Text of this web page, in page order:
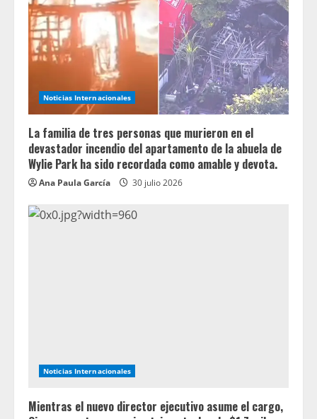
Noticias Internacionales
La familia de tres personas que murieron en el
devastador incendio del apartamento de la abuela de
Wylie Park ha sido recordada como amable y devota.
Ana Paula García 30 julio 2026
Noticias Internacionales
Mientras el nuevo director ejecutivo asume el cargo,